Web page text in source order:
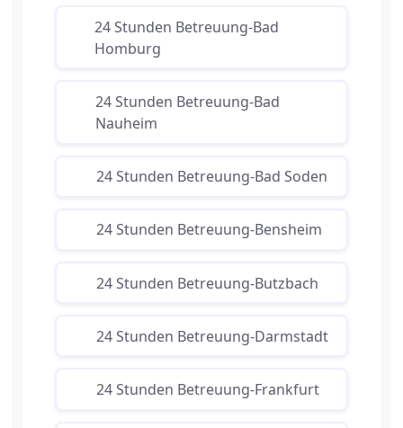
24 Stunden Betreuung-Bad
Homburg
24 Stunden Betreuung-Bad
Nauheim
24 Stunden Betreuung-Bad Soden
24 Stunden Betreuung-Bensheim
24 Stunden Betreuung-Butzbach
24 Stunden Betreuung-Darmstadt
24 Stunden Betreuung-Frankfurt